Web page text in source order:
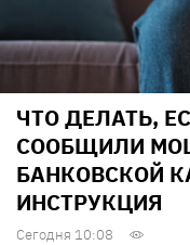
ЧТО ДЕЛАТЬ,
СООБЩИЛИ
БАНКОВСКОЙ
ИНСТРУКЦИЯ
Сегодня 10:08